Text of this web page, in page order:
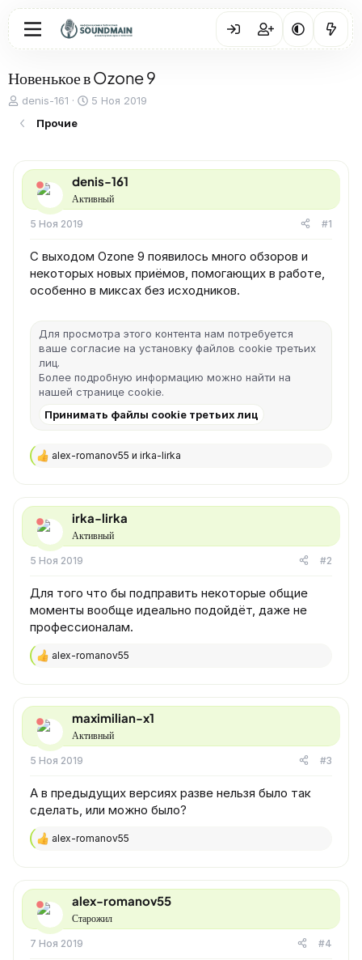
Новенькое в Ozone 9
А
т
р
т
м
denis-161
Д
н
а
ч
а
5 Ноя 2019
Прочие
denis-161
Активный
5 Ноя 2019 #1
С выходом Ozone 9 появилось много обзоров и
некоторых новых приёмов, помогающих в работе,
особенно в миксах без исходников.
Для просмотра этого контента нам потребуется
ваше согласие на установку файлов cookie третьих
лиц.
Более подробную информацию можно найти на
нашей странице cookie.
Принимать файлы cookie третьих лиц
Р
а
к
и
и
alex-romanov55 и irka-lirka
irka-lirka
Активный
5 Ноя 2019 #2
Для того что бы подправить некоторые общие
моменты вообще идеально подойдёт, даже не
профессионалам.
Р
а
к
и
и
alex-romanov55
maximilian-x1
Активный
5 Ноя 2019 #3
А в предыдущих версиях разве нельзя было так
сделать, или можно было?
Р
а
к
и
и
alex-romanov55
alex-romanov55
Старожил
7 Ноя 2019 #4